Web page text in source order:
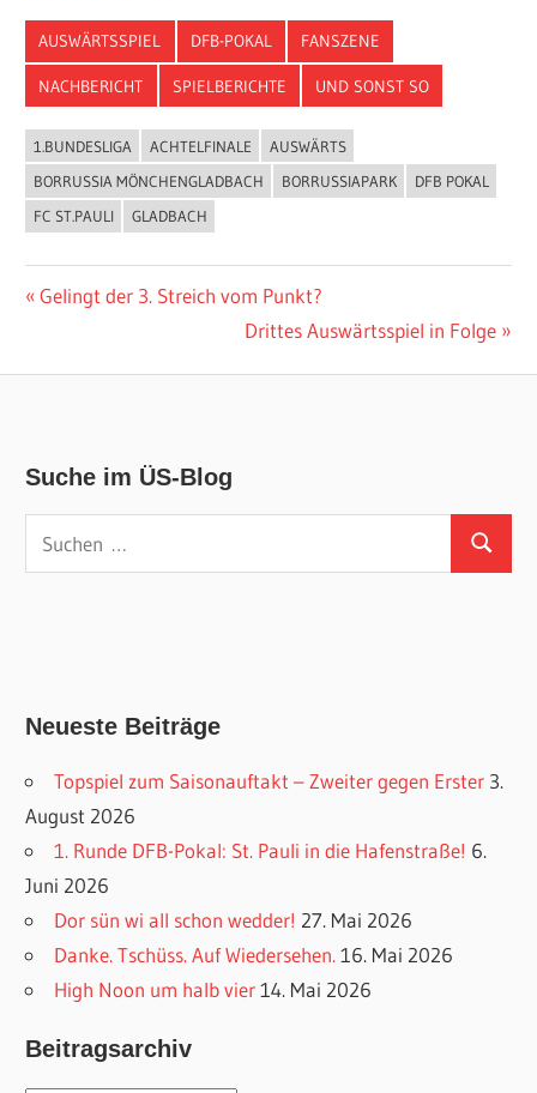
AUSWÄRTSSPIEL DFB-POKAL FANSZENE
NACHBERICHT SPIELBERICHTE UND SONST SO
1.BUNDESLIGA ACHTELFINALE
AUSWÄRTS
BORRUSSIA MÖNCHENGLADBACH
BORRUSSIAPARK
DFB POKAL
FC ST.PAULI
GLADBACH
Beitragsnavigation
Vorheriger
Gelingt der 3. Streich vom Punkt?
Nächster
Drittes Auswärtsspiel in Folge
Suche im ÜS-Blog
Suchen
Neueste Beiträge
Topspiel zum Saisonauftakt – Zweiter gegen Erster 3.
August 2026
1. Runde DFB-Pokal: St. Pauli in die Hafenstraße! 6.
Juni 2026
Dor sün wi all schon wedder! 27. Mai 2026
Danke. Tschüss. Auf Wiedersehen. 16. Mai 2026
High Noon um halb vier 14. Mai 2026
Beitragsarchiv